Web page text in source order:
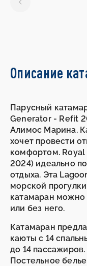
Описание
Парусный
Generator - Refit
Алимос Марина.
хочет провести
комфортом.
2024) идеально
отдыха. Эта
морской
катамаран можно
или без него.
Катамаран
каюты с 14
до 14
Постельное